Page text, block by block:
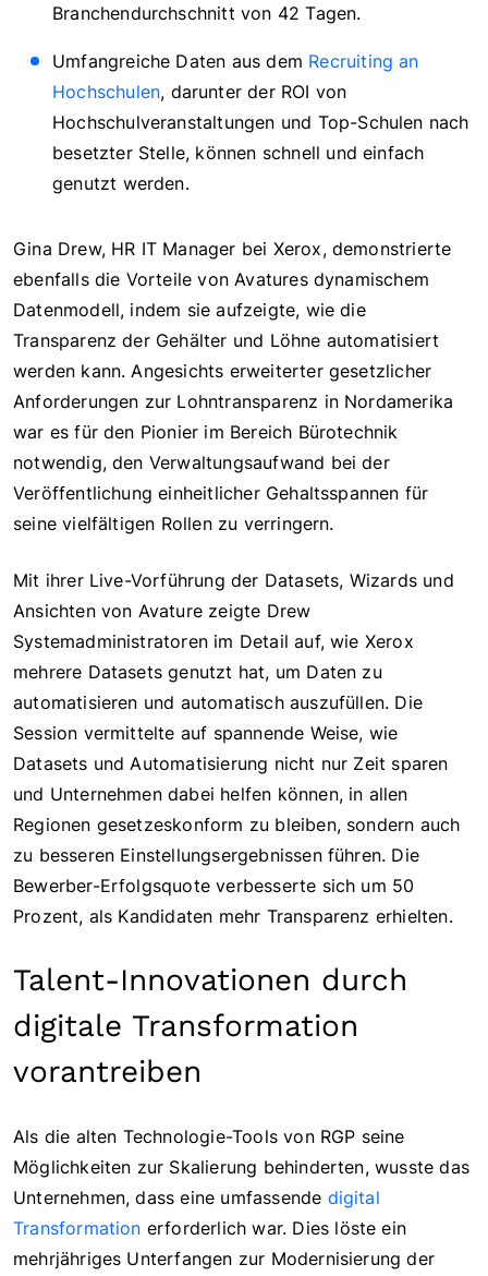
Branchendurchschnitt von 42 Tagen.
Umfangreiche Daten aus dem Recruiting an
Hochschulen, darunter der ROI von
Hochschulveranstaltungen und Top-Schulen nach
besetzter Stelle, können schnell und einfach
genutzt werden.
Gina Drew, HR IT Manager bei Xerox, demonstrierte
ebenfalls die Vorteile von Avatures dynamischem
Datenmodell, indem sie aufzeigte, wie die
Transparenz der Gehälter und Löhne automatisiert
werden kann. Angesichts erweiterter gesetzlicher
Anforderungen zur Lohntransparenz in Nordamerika
war es für den Pionier im Bereich Bürotechnik
notwendig, den Verwaltungsaufwand bei der
Veröffentlichung einheitlicher Gehaltsspannen für
seine vielfältigen Rollen zu verringern.
Mit ihrer Live-Vorführung der Datasets, Wizards und
Ansichten von Avature zeigte Drew
Systemadministratoren im Detail auf, wie Xerox
mehrere Datasets genutzt hat, um Daten zu
automatisieren und automatisch auszufüllen. Die
Session vermittelte auf spannende Weise, wie
Datasets und Automatisierung nicht nur Zeit sparen
und Unternehmen dabei helfen können, in allen
Regionen gesetzeskonform zu bleiben, sondern auch
zu besseren Einstellungsergebnissen führen. Die
Bewerber-Erfolgsquote verbesserte sich um 50
Prozent, als Kandidaten mehr Transparenz erhielten.
Talent-Innovationen durch
digitale Transformation
vorantreiben
Als die alten Technologie-Tools von RGP seine
Möglichkeiten zur Skalierung behinderten, wusste das
Unternehmen, dass eine umfassende digital
Transformation erforderlich war. Dies löste ein
mehrjähriges Unterfangen zur Modernisierung der